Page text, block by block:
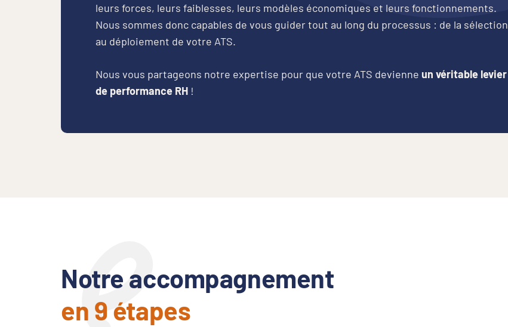
leurs forces, leurs faiblesses, leurs modèles économiques et leurs fonctionnements.
Nous sommes donc capables de vous guider tout au long du processus : de la sélection
au déploiement de votre ATS.
Nous vous partageons notre expertise pour que votre ATS devienne un véritable levier
de performance RH!
Notre accompagnement
en 9 étapes